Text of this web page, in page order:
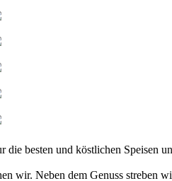
besten und köstlichen Speisen
wir. Neben dem Genuss streben